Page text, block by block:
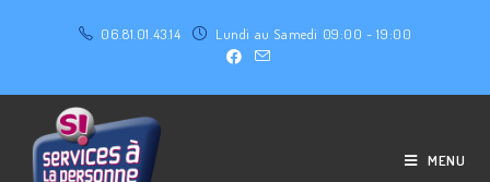
06.81.01.43.14 Lundi au Samedi 09:00 - 19:00
MENU